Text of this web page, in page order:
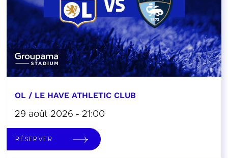
OL / LE HAVE ATHLETIC CLUB
29 août 2026 - 21:00
RÉSERVER